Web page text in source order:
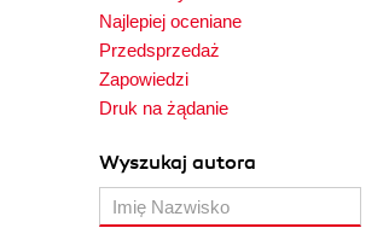
Najlepiej oceniane
Przedsprzedaż
Zapowiedzi
Druk na żądanie
Wyszukaj autora